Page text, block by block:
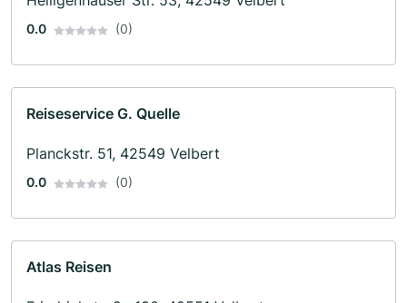
0.0 (0)
Reiseservice G. Quelle
Planckstr. 51, 42549 Velbert
0.0 (0)
Atlas Reisen